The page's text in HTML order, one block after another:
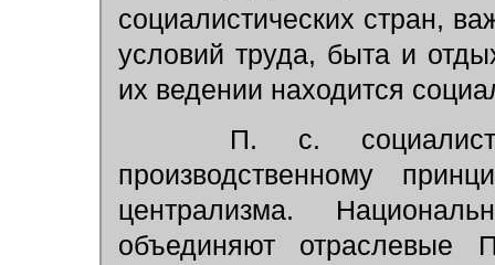
социалистических стран,
условий труда, быта и
их ведении находится
П. с.
производственному
централизма.
объединяют